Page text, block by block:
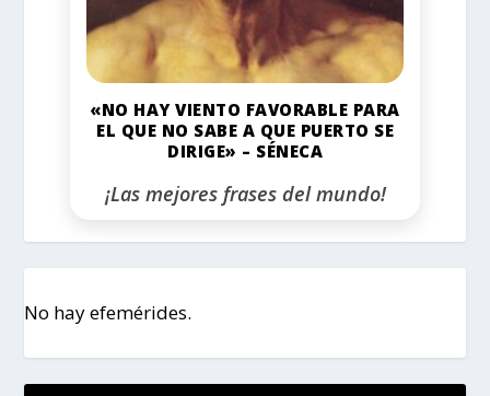
«NO HAY VIENTO FAVORABLE PARA
EL QUE NO SABE A QUE PUERTO SE
DIRIGE» – SÉNECA
¡Las mejores frases del mundo!
No hay efemérides.